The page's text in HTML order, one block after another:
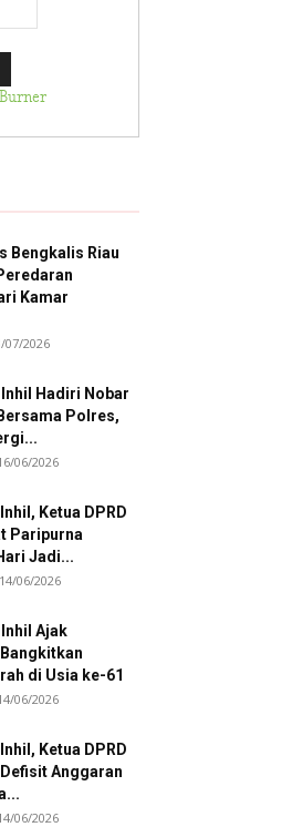
Bengkalis Riau
Kamar
07/2026
Inhil Hadiri Nobar
Polres,
06/2026
Ketua DPRD
Paripurna
Jadi...
14/06/2026
Inhil Ajak
di Usia ke-61
06/2026
Ketua DPRD
Anggaran
06/2026